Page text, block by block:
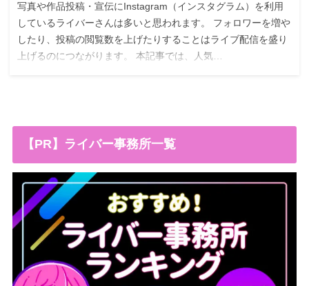
写真や作品投稿・宣伝にInstagram（インスタグラム）を利用
しているライバーさんは多いと思われます。 フォロワーを増や
したり、投稿の閲覧数を上げたりすることはライブ配信を盛り
上げるのにつながります。 本記事では、人気…
【PR】ライバー事務所一覧